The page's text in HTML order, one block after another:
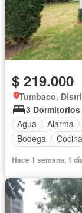
$ 219.000
Tumbaco,
3 Dormitorios
Agua
Alarma
Bodega